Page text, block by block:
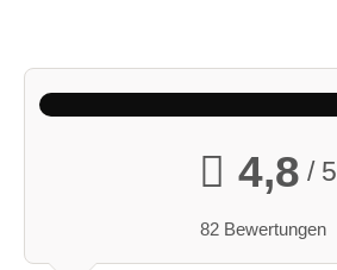
4,8 / 5
82 Bewertungen